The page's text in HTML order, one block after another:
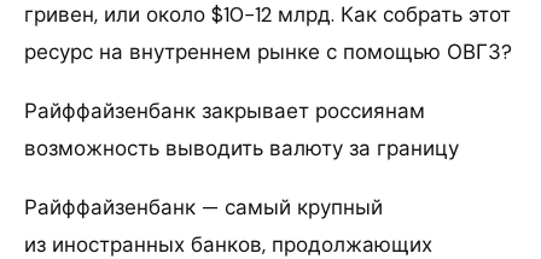
гривен, или около $10−12 млрд. Как собрать этот
ресурс на внутреннем рынке с помощью ОВГЗ?
Райффайзенбанк закрывает россиянам
возможность выводить валюту за границу
Райффайзенбанк — самый крупный
из иностранных банков, продолжающих